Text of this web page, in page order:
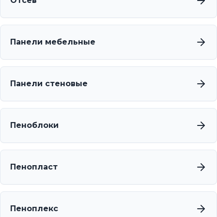
Панели мебельные
Панели стеновые
Пеноблоки
Пенопласт
Пеноплекс